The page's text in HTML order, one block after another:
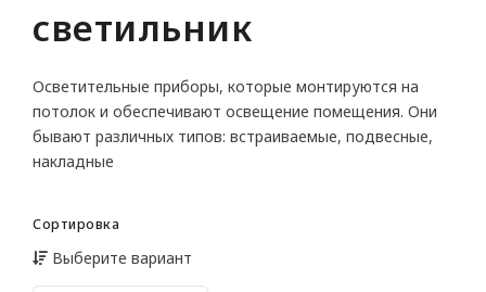
Накладные
Плоские
КАРНИЗЫ
Для штор
ЮР. ЛИЦАМ И СТРОИТЕЛЯМ
КОНТАКТЫ
светильник
Осветительные приборы, которые монтируются на
потолок и обеспечивают освещение помещения. Они
бывают различных типов: встраиваемые, подвесные,
накладные
Сортировка
Выберите вариант